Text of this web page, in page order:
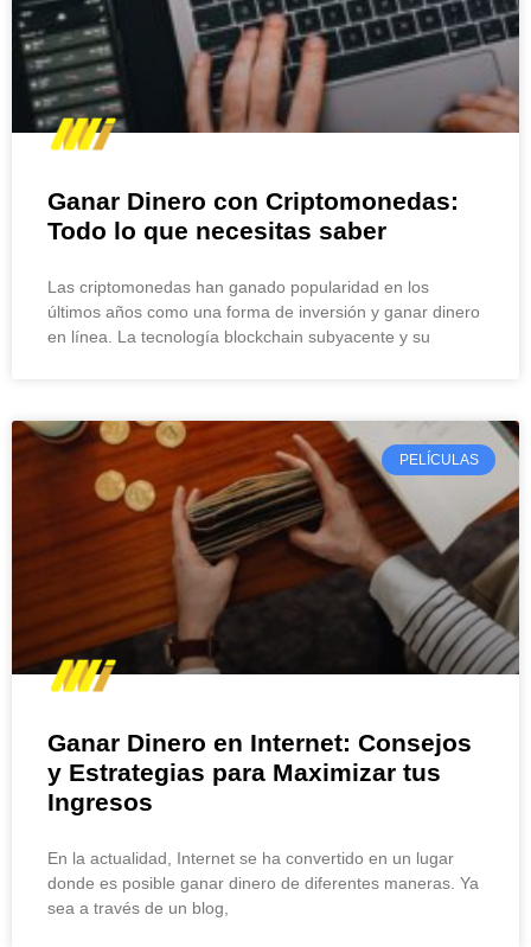
Ganar Dinero con Criptomonedas:
Todo lo que necesitas saber
Las criptomonedas han ganado popularidad en los
últimos años como una forma de inversión y ganar dinero
en línea. La tecnología blockchain subyacente y su
PELÍCULAS
Ganar Dinero en Internet: Consejos
y Estrategias para Maximizar tus
Ingresos
En la actualidad, Internet se ha convertido en un lugar
donde es posible ganar dinero de diferentes maneras. Ya
sea a través de un blog,